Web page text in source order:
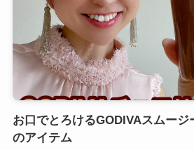
お口でとろけるGODIVAスムー
のアイテム